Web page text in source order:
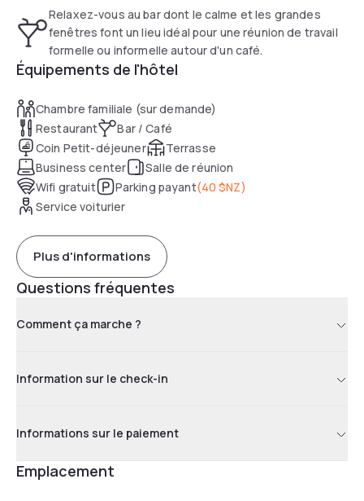
Relaxez-vous au bar dont le calme et les grandes
fenêtres font un lieu idéal pour une réunion de travail
formelle ou informelle autour d'un café.
Équipements de l'hôtel
Chambre familiale (sur demande)
Restaurant
Bar / Café
Coin Petit-déjeuner
Terrasse
Business center
Salle de réunion
Wifi gratuit
Parking payant(40 $NZ)
Service voiturier
Plus d'informations
Questions fréquentes
Comment ça marche ?
Information sur le check-in
Informations sur le paiement
Emplacement